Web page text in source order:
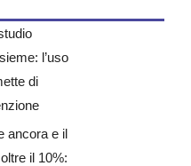
l’uso
di
ancora e il
il 10%: